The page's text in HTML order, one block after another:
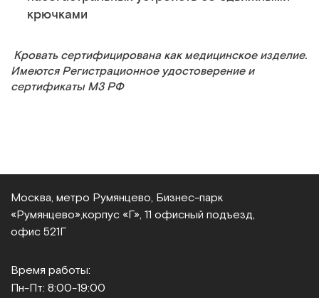
крючками
Кровать сертифицирована как медицинское изделие.
Имеются Регистрационное удостоверение и
сертификаты МЗ РФ
Москва, метро Румянцево, Бизнес‑парк
«Румянцево», корпус «Г», 11 офисный подъезд,
офис 521Г
Время работы:
Пн-Пт: 8:00-19:00